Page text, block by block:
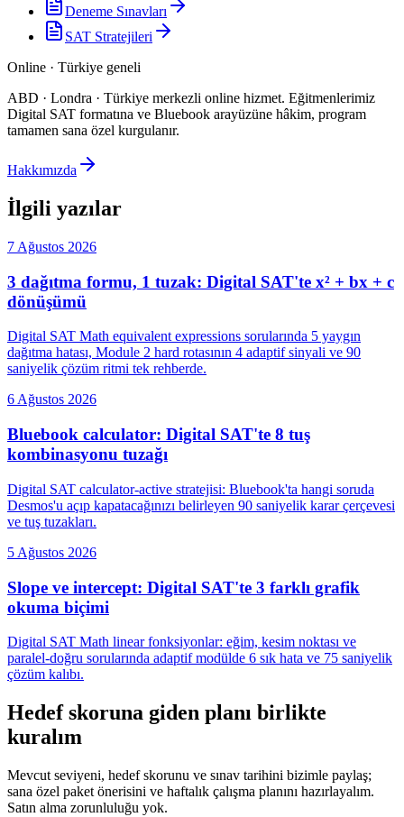
Deneme Sınavları
SAT Stratejileri
Online · Türkiye geneli
ABD · Londra · Türkiye merkezli online hizmet. Eğitmenlerimiz
Digital SAT formatına ve Bluebook arayüzüne hâkim, program
tamamen sana özel kurgulanır.
Hakkımızda
İlgili yazılar
7 Ağustos 2026
3 dağıtma formu, 1 tuzak: Digital SAT'te x² + bx + c
dönüşümü
Digital SAT Math equivalent expressions sorularında 5 yaygın
dağıtma hatası, Module 2 hard rotasının 4 adaptif sinyali ve 90
saniyelik çözüm ritmi tek rehberde.
6 Ağustos 2026
Bluebook calculator: Digital SAT'te 8 tuş
kombinasyonu tuzağı
Digital SAT calculator-active stratejisi: Bluebook'ta hangi soruda
Desmos'u açıp kapatacağınızı belirleyen 90 saniyelik karar çerçevesi
ve tuş tuzakları.
5 Ağustos 2026
Slope ve intercept: Digital SAT'te 3 farklı grafik
okuma biçimi
Digital SAT Math linear fonksiyonlar: eğim, kesim noktası ve
paralel-doğru sorularında adaptif modülde 6 sık hata ve 75 saniyelik
çözüm kalıbı.
Hedef skoruna giden planı birlikte
kuralım
Mevcut seviyeni, hedef skorunu ve sınav tarihini bizimle paylaş;
sana özel paket önerisini ve haftalık çalışma planını hazırlayalım.
Satın alma zorunluluğu yok.